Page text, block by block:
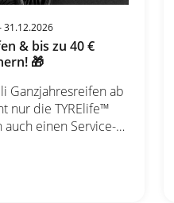
31.12.2026
& bis zu 40 €
🎁
Ganzjahresreifen ab
nur die TYRElife™
auch einen Service-
von bis zu 40 €
Ölwechsel